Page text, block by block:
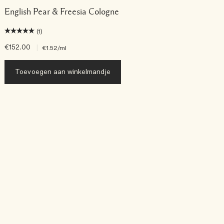
English Pear & Freesia Cologne
(1)
€152.00 €1.52/ml
Toevoegen aan winkelmandje